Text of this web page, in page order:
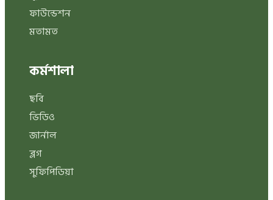
ফাউন্ডেশন
মতামত
কর্মশালা
ছবি
ভিডিও
জার্নাল
ব্লগ
সুফিপিডিয়া